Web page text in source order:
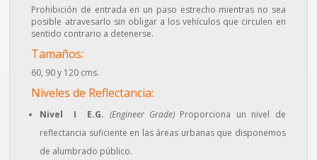
Prohibición de entrada en un paso estrecho mientras no sea
posible atravesarlo sin obligar a los vehículos que circulen en
sentido contrario a detenerse.
Tamaños:
60, 90 y 120 cms.
Niveles de Reflectancia:
Nivel I E.G. (Engineer Grade)Proporciona un nivel de
reflectancia suficiente en las áreas urbanas que disponemos
de alumbrado público.